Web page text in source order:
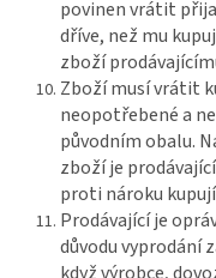
povinen vrátit
dříve, než mu
zboží
Zboží musí vrátit
neopotřebené a
původním obalu.
zboží je
proti nároku
Prodávající je
důvodu vyprodání